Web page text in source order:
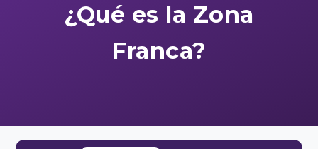
¿Qué es la Zona
Franca?